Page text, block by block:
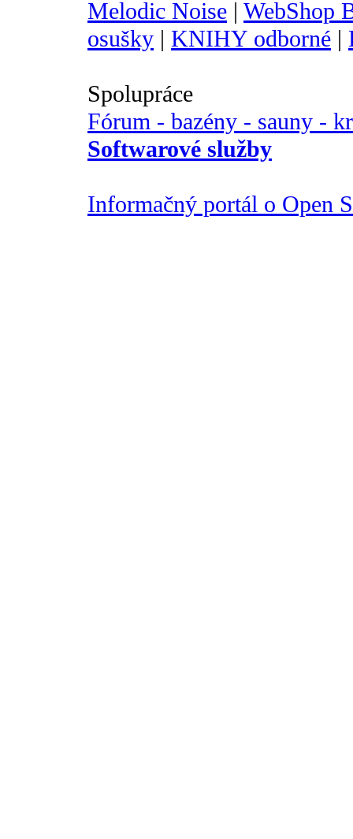
Melodic Noise | WebShop
osušky | KNIHY odborné |
Spolupráce
Fórum - bazény - sauny -
Softwarové služby
Informačný portál o Open